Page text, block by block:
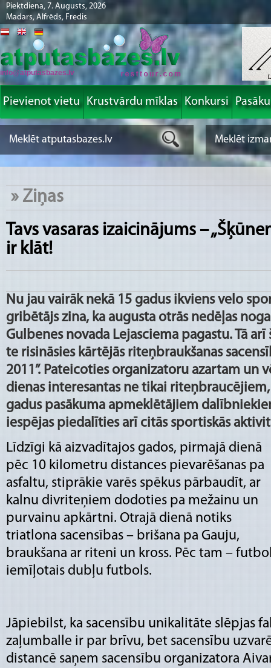
Piektdiena, 7. Augusts, 2026
Madars, Alfrēds, Fredis
info@atputasbazes.lv
Pievienot vietu Krustvārdu mīklas Konkursi
» Ziņas
Tavs vasaras izaicinājums –
ir klāt!
Nu jau vairāk nekā 15 gadus ikviens velo
gribētājs zina, ka augusta otrās nedēļas
Gulbenes novada Lejasciema pagastu. Tā
te risināsies kārtējās riteņbraukšanas
2011”. Pateicoties organizatoru azartam un
dienas interesantas ne tikai
gadus pasākuma apmeklētājiem
iespējas piedalīties arī citās sportiskās
Līdzīgi kā aizvadītajos gados, pirmajā dienā
pēc 10 kilometru distances pievarēšanas pa
asfaltu, stiprākie varēs spēkus pārbaudīt, ar
kalnu divriteņiem dodoties pa mežainu un
purvainu apkārtni. Otrajā dienā notiks
triatlona sacensības – brišana pa Gauju,
braukšana ar riteni un kross. Pēc tam –
iemīļotais dubļu futbols.
Jāpiebilst, ka sacensību unikalitāte slēpjas
zaļumballe ir par brīvu, bet sacensību
distancē saņem sacensību organizatora